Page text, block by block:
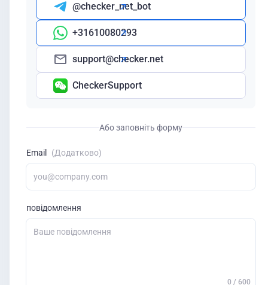
@checker_net_bot
+31610080293
support@checker.net
CheckerSupport
Або заповніть форму
Email (Додатково)
повідомлення
0 / 600